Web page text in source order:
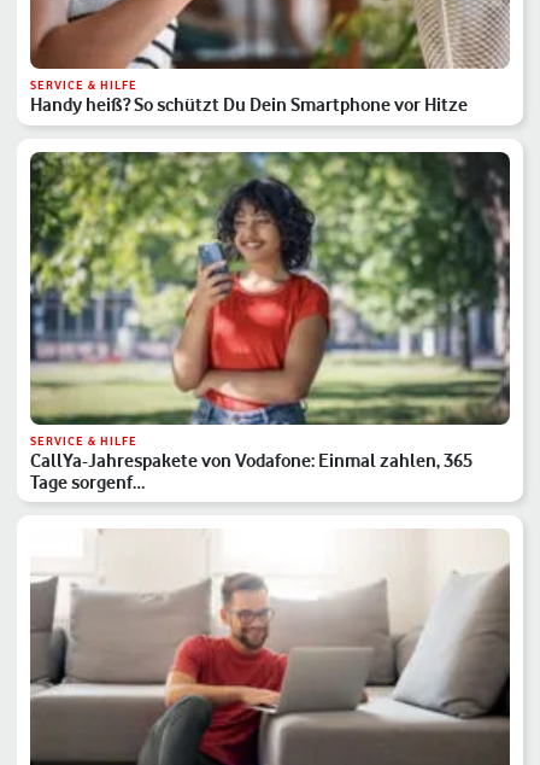
SERVICE & HILFE
Handy heiß? So schützt Du Dein Smartphone vor Hitze
SERVICE & HILFE
CallYa-Jahrespakete von Vodafone: Einmal zahlen, 365
Tage sorgenf…